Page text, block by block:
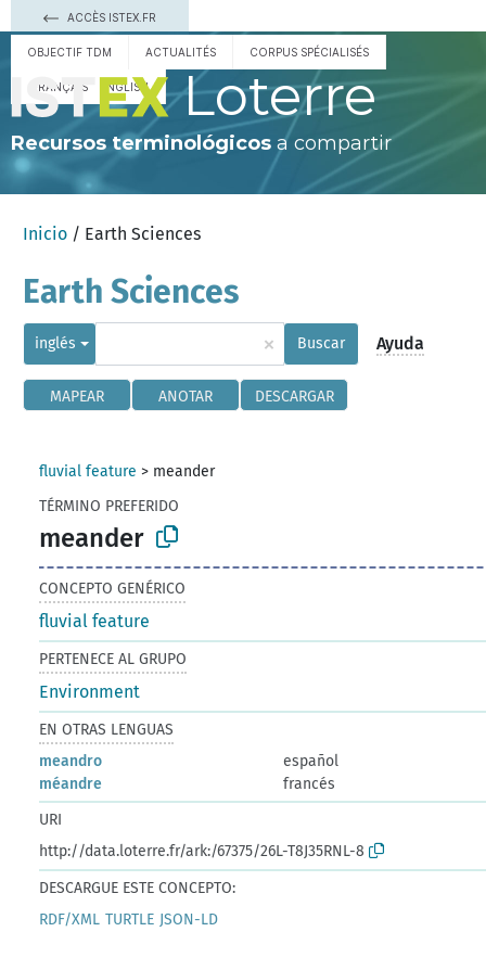
ACCÈS ISTEX.FR
OBJECTIF TDM ACTUALITÉS CORPUS SPÉCIALISÉS
FRANÇAIS ENGLISH Loterre
Recursos terminológicos a compartir
Inicio / Earth Sciences
Earth Sciences
inglés × Buscar Ayuda
MAPEAR ANOTAR DESCARGAR
fluvial feature > meander
TÉRMINO PREFERIDO
meander
CONCEPTO GENÉRICO
fluvial feature
PERTENECE AL GRUPO
Environment
EN OTRAS LENGUAS
meandro
español
méandre
francés
URI
http://data.loterre.fr/ark:/67375/26L-T8J35RNL-8
DESCARGUE ESTE CONCEPTO:
RDF/XML TURTLE JSON-LD